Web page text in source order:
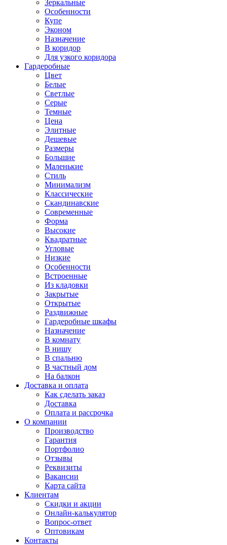
Зеркальные
Особенности
Купе
Эконом
Назначение
В коридор
Для узкого коридора
Гардеробные
Цвет
Белые
Светлые
Серые
Темные
Цена
Элитные
Дешевые
Размеры
Большие
Маленькие
Стиль
Минимализм
Классические
Скандинавские
Современные
Форма
Высокие
Квадратные
Угловые
Низкие
Особенности
Встроенные
Из кладовки
Закрытые
Открытые
Раздвижные
Гардеробные шкафы
Назначение
В комнату
В нишу
В спальню
В частный дом
На балкон
Доставка и оплата
Как сделать заказ
Доставка
Оплата и рассрочка
О компании
Производство
Гарантия
Портфолио
Отзывы
Реквизиты
Вакансии
Карта сайта
Клиентам
Скидки и акции
Онлайн-калькулятор
Вопрос-ответ
Оптовикам
Контакты